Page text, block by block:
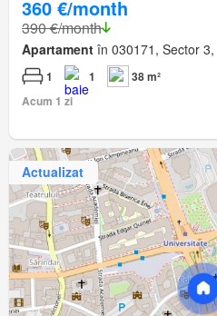
360 €/month
390 €/month
Apartament în 030171, Sector
1 1
38 m²
Acum 1 zi
Actualizat